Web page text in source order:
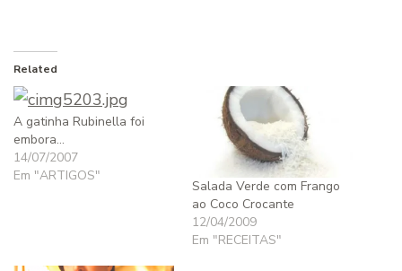
Related
A gatinha Rubinella foi
embora…
14/07/2007
Em "ARTIGOS"
Salada Verde com Frango
ao Coco Crocante
12/04/2009
Em "RECEITAS"